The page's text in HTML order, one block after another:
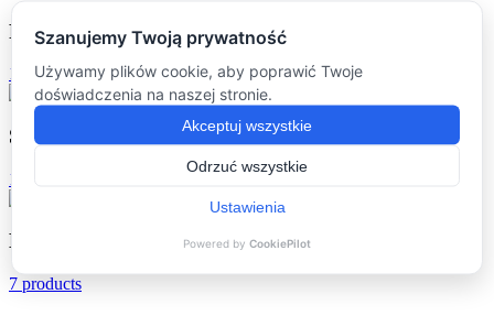
Podkładki(16)
16 products
Stoliki kawowe (16)
16 products
Dodatki
7 products